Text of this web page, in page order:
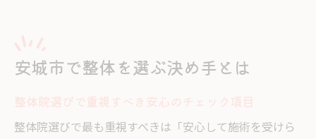
は
整体がサポートする慢性不調の予防策
安城市で整体を選ぶ決め手とは
整体院選びで最も重視すべきは「安心して施術を受けら